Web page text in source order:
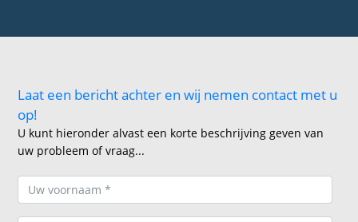
Laat een bericht achter en wij nemen contact met u
op!
U kunt hieronder alvast een korte beschrijving geven van
uw probleem of vraag...